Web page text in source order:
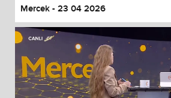
Mercek - 23 04 2026